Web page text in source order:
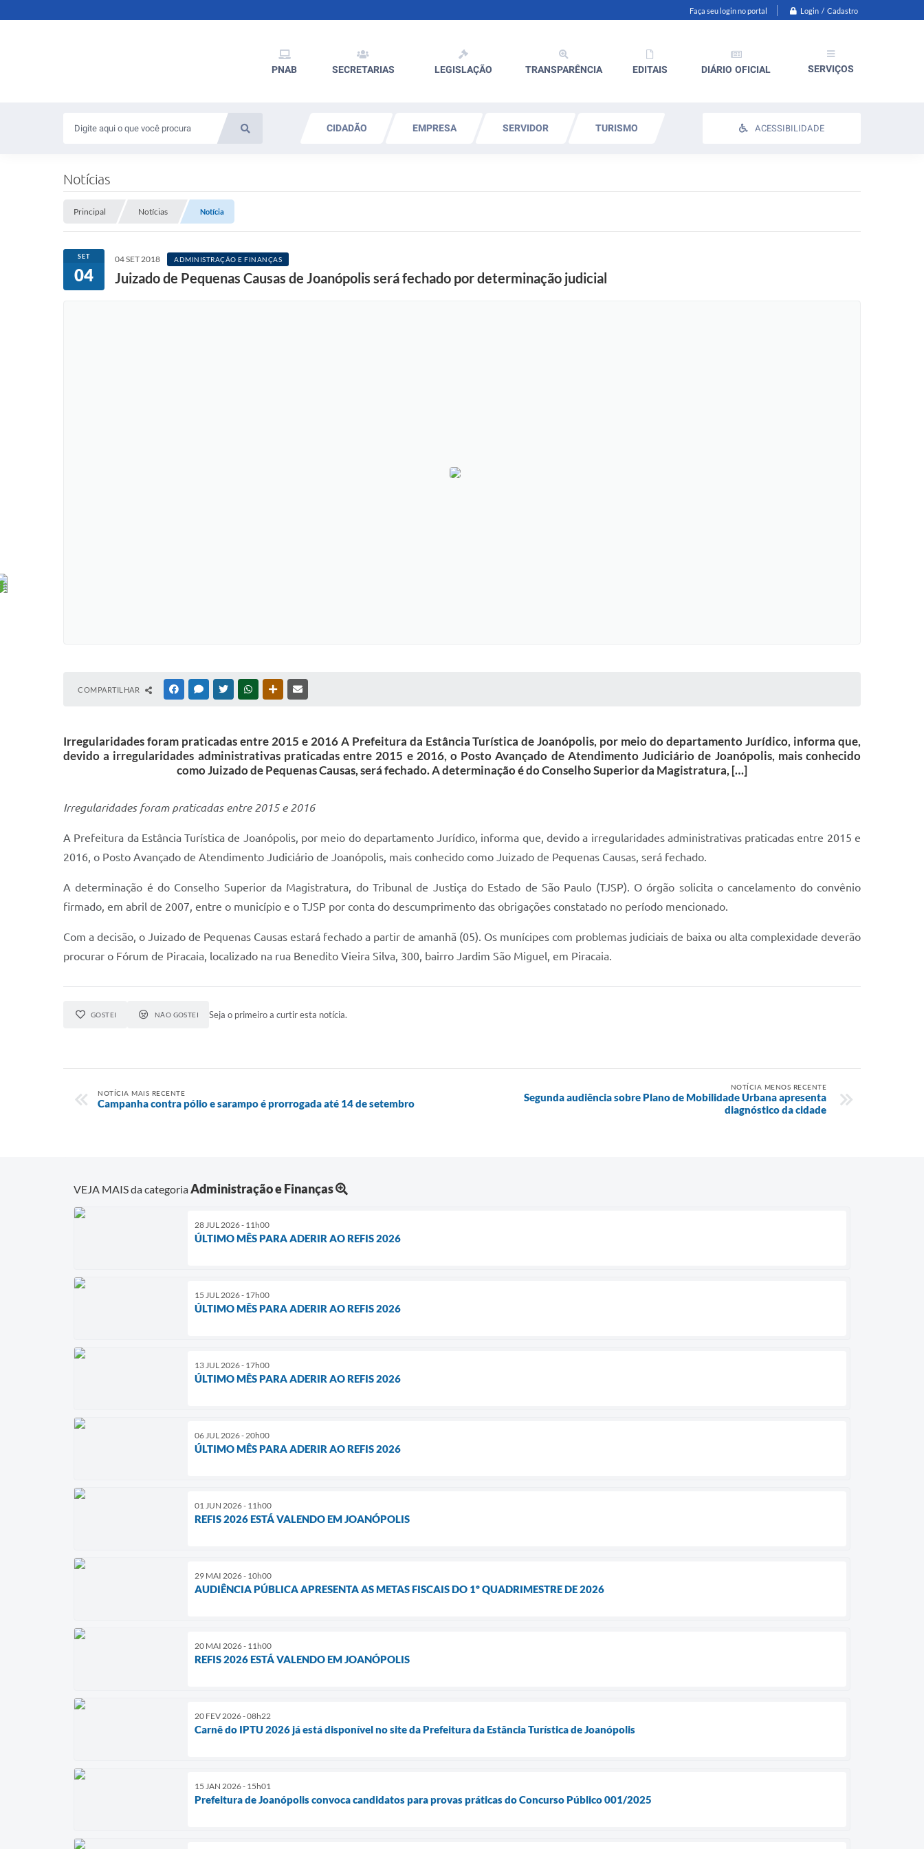
Faça seu login no portal Login / Cadastro
PNAB SECRETARIAS LEGISLAÇÃO TRANSPARÊNCIA EDITAIS DIÁRIO OFICIAL SERVIÇOS
CIDADÃO EMPRESA SERVIDOR TURISMO ACESSIBILIDADE
Notícias
Principal Notícias Notícia
SET
04
04 SET 2018 ADMINISTRAÇÃO E FINANÇAS
Juizado de Pequenas Causas de Joanópolis será fechado por determinação judicial
COMPARTILHAR FACEBOOKMESSENGER
TWITTERWHATSAPPOUTRAS MÍDIAS
Irregularidades foram praticadas entre 2015 e 2016 A Prefeitura da Estância Turística de Joanópolis, por meio do departamento Jurídico, informa que,
devido a irregularidades administrativas praticadas entre 2015 e 2016, o Posto Avançado de Atendimento Judiciário de Joanópolis, mais conhecido
como Juizado de Pequenas Causas, será fechado. A determinação é do Conselho Superior da Magistratura, […]
Irregularidades foram praticadas entre 2015 e 2016
A Prefeitura da Estância Turística de Joanópolis, por meio do departamento Jurídico, informa que, devido a irregularidades administrativas praticadas entre 2015 e
2016, o Posto Avançado de Atendimento Judiciário de Joanópolis, mais conhecido como Juizado de Pequenas Causas, será fechado.
A determinação é do Conselho Superior da Magistratura, do Tribunal de Justiça do Estado de São Paulo (TJSP). O órgão solicita o cancelamento do convênio
firmado, em abril de 2007, entre o município e o TJSP por conta do descumprimento das obrigações constatado no período mencionado.
Com a decisão, o Juizado de Pequenas Causas estará fechado a partir de amanhã (05). Os munícipes com problemas judiciais de baixa ou alta complexidade deverão
procurar o Fórum de Piracaia, localizado na rua Benedito Vieira Silva, 300, bairro Jardim São Miguel, em Piracaia.
GOSTEI NÃO GOSTEI Seja o primeiro a curtir esta notícia.
NOTÍCIA MAIS RECENTE
Campanha contra pólio e sarampo é prorrogada até 14 de setembro
NOTÍCIA MENOS RECENTE
Segunda audiência sobre Plano de Mobilidade Urbana apresenta
diagnóstico da cidade
VEJA MAIS da categoriaAdministração e Finanças
28 JUL 2026 - 11h00
ÚLTIMO MÊS PARA ADERIR AO REFIS 2026
15 JUL 2026 - 17h00
ÚLTIMO MÊS PARA ADERIR AO REFIS 2026
13 JUL 2026 - 17h00
ÚLTIMO MÊS PARA ADERIR AO REFIS 2026
06 JUL 2026 - 20h00
ÚLTIMO MÊS PARA ADERIR AO REFIS 2026
01 JUN 2026 - 11h00
REFIS 2026 ESTÁ VALENDO EM JOANÓPOLIS
29 MAI 2026 - 10h00
AUDIÊNCIA PÚBLICA APRESENTA AS METAS FISCAIS DO 1º QUADRIMESTRE DE 2026
20 MAI 2026 - 11h00
REFIS 2026 ESTÁ VALENDO EM JOANÓPOLIS
20 FEV 2026 - 08h22
Carnê do IPTU 2026 já está disponível no site da Prefeitura da Estância Turística de Joanópolis
15 JAN 2026 - 15h01
Prefeitura de Joanópolis convoca candidatos para provas práticas do Concurso Público 001/2025